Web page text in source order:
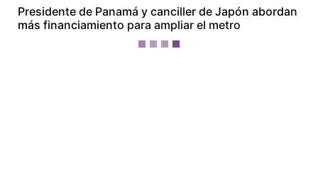
Camión con carga de granos queda destruido tras
incendio en Colón